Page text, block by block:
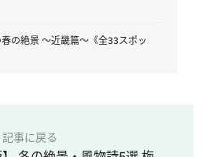
の絶景 ～近畿篇～《全33スポッ
記事に戻る